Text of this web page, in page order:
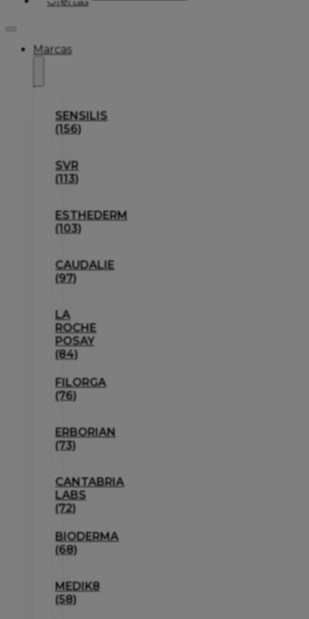
Marcas
SENSILIS
(156)
SVR
(113)
ESTHEDERM
(103)
CAUDALIE
(97)
LA
ROCHE
POSAY
(84)
FILORGA
(76)
ERBORIAN
(73)
CANTABRIA
LABS
(72)
BIODERMA
(68)
MEDIK8
(58)